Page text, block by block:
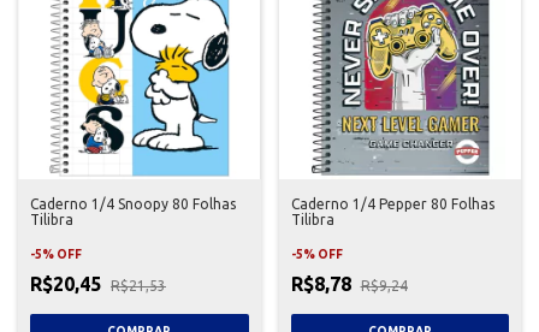
Caderno 1/4 Snoopy 80 Folhas
Tilibra
-5% OFF
R$20,45 R$21,53
Caderno 1/4 Pepper 80 Folhas
Tilibra
-5% OFF
R$8,78 R$9,24